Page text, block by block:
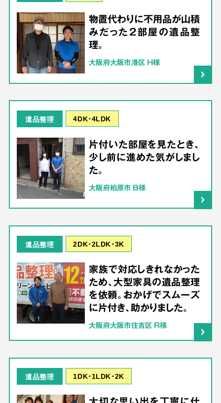
物置代わりに不用品が山積
みだった2部屋の遺品整
理。
大阪府大阪市港区 H様
遺品整理 4DK･4LDK
片付いた部屋を見たとき、
少し前に進めた気がしまし
た。
大阪府柏原市 B様
遺品整理 2DK･2LDK･3K
家族で対応しきれなかった
ため、大型家具の遺品整理
を依頼。おかげでスムーズ
に片付き、助かりました。
大阪府大阪市住吉区 R様
遺品整理 1DK･1LDK･2K